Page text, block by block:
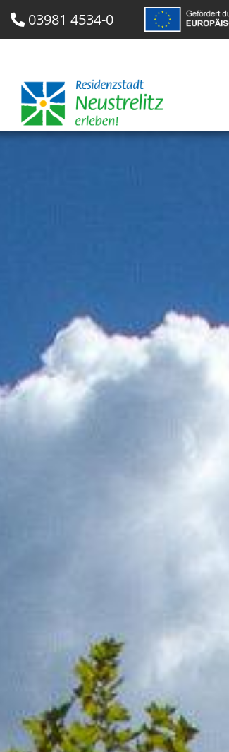
03981 4534-0